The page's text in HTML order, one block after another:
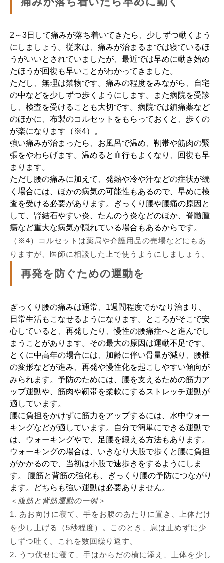
2～3日して痛みが落ち着いてきたら、少しずつ動くよう
にしましょう。従来は、痛みが治まるまでは寝ているほ
うがいいとされていましたが、最近では早めに動き始め
たほうが回復も早いことがわかってきました。
ただし、無理は禁物です。痛みの程度をみながら、自宅
の中などを少しずつ歩くようにします。また病院を受診
し、検査を受けることも大切です。病院では鎮痛薬など
のほかに、布製のコルセットをもらっておくと、歩くの
が楽になります（※4）。
強い痛みが治まったら、お風呂で温め、靭帯や筋肉の緊
張をやわらげます。温めると血行もよくなり、回復も早
まります。
ただし腰の痛みに加えて、発熱や冷や汗などの症状が続
く場合には、ほかの病気の可能性もあるので、早めに検
査を受ける必要があります。ぎっくり腰や腰痛の原因と
して、腎結石やすい炎、たんのう炎などのほか、脊髄腫
瘍など重大な病気が隠れている場合もあるからです。
（※4）コルセットは薬局や介護用品の売場などにもあ
りますが、医師に相談した上で使うようにしましょう。
再発を防ぐための運動を
ぎっくり腰の痛みは通常、1週間程度でかなり治まり、
日常生活もこなせるようになります。ところがそこで安
心していると、再発したり、慢性の腰痛症へと進んでし
まうことがあります。その最大の原因は運動不足です。
とくに中高年の場合には、加齢に伴い骨量が減り、腰椎
の変形などが進み、再発や慢性化を起こしやすい傾向が
みられます。予防のためには、腰を支えるための筋力ア
ップ運動や、筋肉や靭帯を柔軟にするストレッチ運動が
適しています。
腰に負担をかけずに筋力をアップするには、水中ウォー
キングなどが適しています。自分で簡単にできる運動で
は、ウォーキングやで、足腰を鍛える方法もあります。
ウォーキングの場合は、いきなり大股で歩くと腰に負担
がかかるので、当初は小股で速歩きをするようにしま
す。 腹筋と背筋の強化も、ぎっくり腰の予防につながり
ます。どちらも強い運動は必要ありません。
＜腹筋と背筋運動の一例＞
1. あお向けに寝て、手をお腹のあたりに置き、上体だけ
を少し上げる（5秒程度）。このとき、息は止めずに少
しずつ吐く。これを数回繰り返す。
2. うつ伏せに寝て、手はからだの横に添え、上体を少し